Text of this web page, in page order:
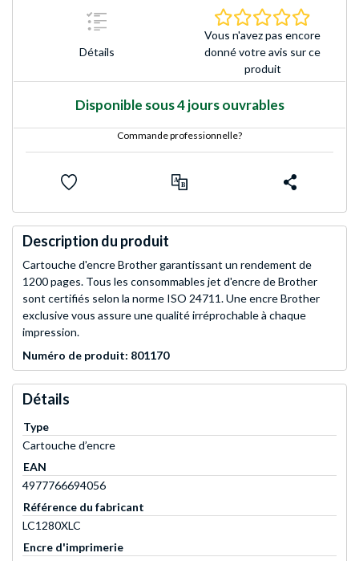
Détails
Vous n'avez pas encore
donné votre avis sur ce
produit
Disponible sous 4 jours ouvrables
Commande professionnelle?
Description du produit
Cartouche d'encre Brother garantissant un rendement de
1200 pages. Tous les consommables jet d'encre de Brother
sont certifiés selon la norme ISO 24711. Une encre Brother
exclusive vous assure une qualité irréprochable à chaque
impression.
Numéro de produit: 801170
Détails
Type
Cartouche d’encre
EAN
4977766694056
Référence du fabricant
LC1280XLC
Encre d'imprimerie